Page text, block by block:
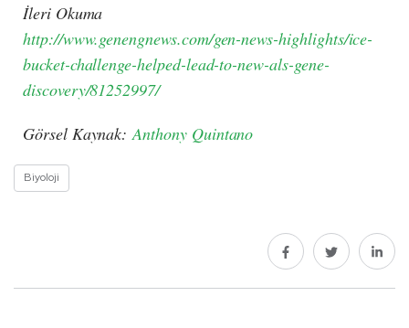
İleri Okuma
http://www.genengnews.com/gen-news-highlights/ice-
bucket-challenge-helped-lead-to-new-als-gene-
discovery/81252997/
Görsel Kaynak:Anthony Quintano
Biyoloji